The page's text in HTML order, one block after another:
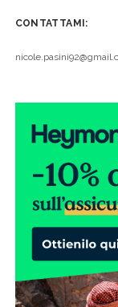
CONTATTAMI: